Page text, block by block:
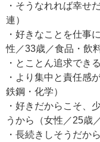
・そうなれれば幸せ
連）
・好きなことを仕事
性／33歳／食品・飲料
・とことん追求でき
・より集中と責任感
鉄鋼・化学）
・好きだからこそ、
うから（女性／25歳
・長続きしそうだか